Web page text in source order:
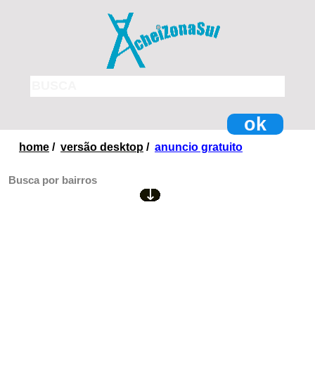
ok
home / versão desktop / anuncio gratuito
Busca por bairros